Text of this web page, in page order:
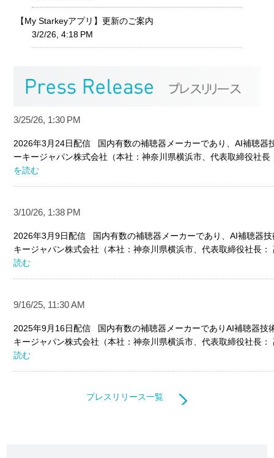
【My Starkeyアプリ】更新のご案内
3/2/26, 4:18 PM
3/25/26, 1:30 PM
2026年3月24日配信 国内有数の補聴器メーカーであり、AI補聴器
ーキージャパン株式会社（本社：神奈川県横浜市、代表取締役社長
を読む
3/10/26, 1:38 PM
2026年3月9日配信 国内有数の補聴器メーカーであり、AI補聴器
キージャパン株式会社（本社：神奈川県横浜市、代表取締役社長：
読む
9/16/25, 11:30 AM
2025年9月16日配信 国内有数の補聴器メーカーでありAI補聴器技
キージャパン株式会社（本社：神奈川県横浜市、代表取締役社長：
読む
プレスリリース一覧